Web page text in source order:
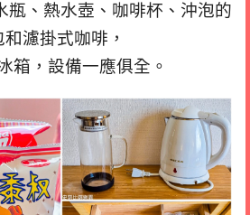
瓶、熱水壺、咖啡杯、沖泡的
和濾掛式咖啡，
箱，設備一應俱全。